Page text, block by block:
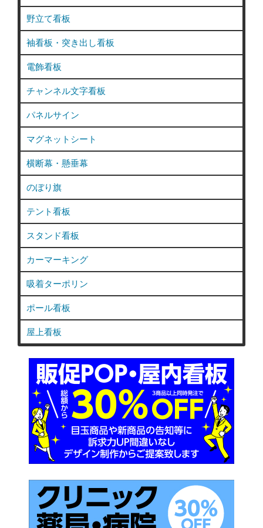
野立て看板
袖看板・突き出し看板
電飾看板
チャンネル文字看板
パネルサイン
マグネットシート
横断幕・懸垂幕
のぼり旗
テント看板
スタンド看板
カーマーキング
吸着ターポリン
ポール看板
屋上看板